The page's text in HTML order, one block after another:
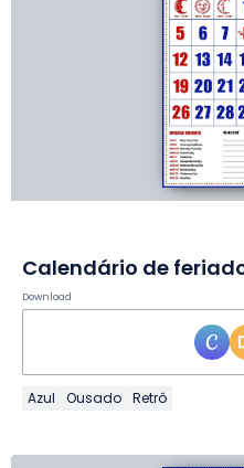
Download
Azul Ousado Retrô